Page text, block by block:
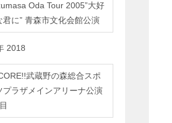
Oda Tour 2005”大好
君に” 青森市文化会館公演
2018
武蔵野の森総合スポ
プラザメインアリーナ公演